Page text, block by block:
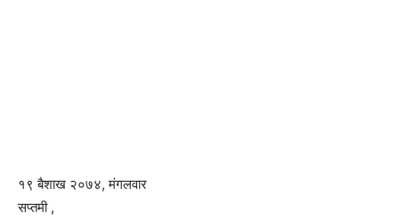
१९ बैशाख २०७४, मंगलवार
सप्तमी ,